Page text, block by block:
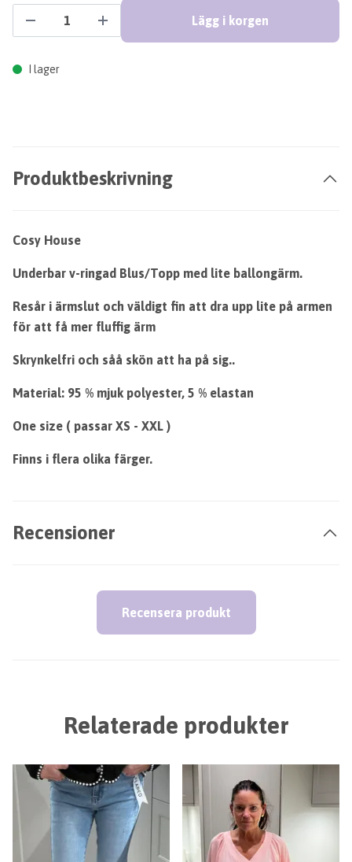
Lägg i korgen
I lager
Produktbeskrivning
Cosy House
Underbar v-ringad Blus/Topp med lite ballongärm.
Resår i ärmslut och väldigt fin att dra upp lite på armen
för att få mer fluffig ärm
Skrynkelfri och såå skön att ha på sig..
Material: 95 % mjuk polyester, 5 % elastan
One size ( passar XS - XXL )
Finns i flera olika färger.
Recensioner
Recensera produkt
Relaterade produkter